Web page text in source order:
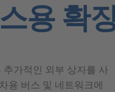
용 확
가적인 외부 상자를 사
용 버스 및 네트워크에